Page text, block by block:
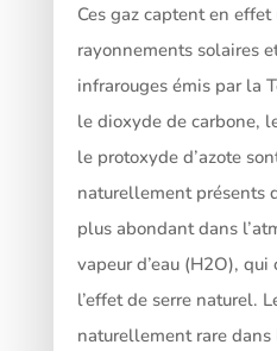
Ces gaz captent en
rayonnements solaires
infrarouges émis par la
le dioxyde de carbone,
le protoxyde d’azote
naturellement présents
plus abondant dans
vapeur d’eau (H2O),
l’effet de serre naturel.
naturellement rare dans